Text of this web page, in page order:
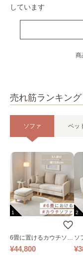
売れ筋ランキング
ソファ ベッ
1
6畳に置けるカウチソフ
ァ｜ベージュ
¥44,800
2
ソ
け
しています
商